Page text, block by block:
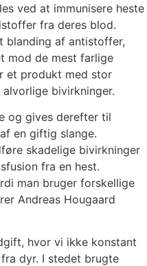
ved at immunisere heste
fra deres blod.
blanding af antistoffer,
mod de mest farlige
et produkt med stor
bivirkninger.
og gives derefter til
en giftig slange.
skadelige bivirkninger
fra en hest.
man bruger forskellige
Andreas Hougaard
hvor vi ikke konstant
dyr. I stedet brugte